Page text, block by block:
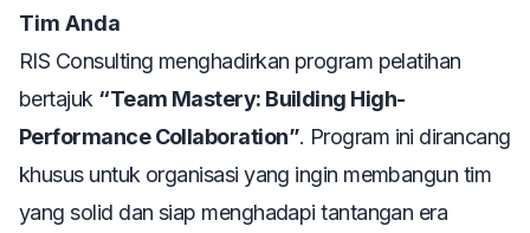
Tim Anda
RIS Consulting menghadirkan program pelatihan
bertajuk “Team Mastery: Building High-
Performance Collaboration”. Program ini dirancang
khusus untuk organisasi yang ingin membangun tim
yang solid dan siap menghadapi tantangan era